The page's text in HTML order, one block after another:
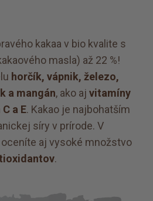
kakaa v bio kvalite s
masla) až 22 %!
horčík, vápnik, železo,
a mangán, ako aj vitamíny
a E. Kakao je najbohatším
síry v prírode. V
aj vysoké množstvo
.